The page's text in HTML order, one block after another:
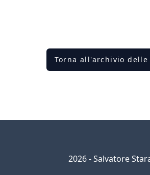
Torna all'archivio delle
2026 - Salvatore